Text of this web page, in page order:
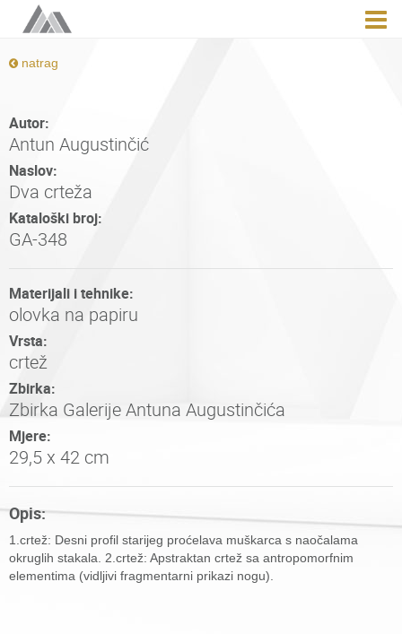
natrag
Autor:
Antun Augustinčić
Naslov:
Dva crteža
Kataloški broj:
GA-348
Materijali i tehnike:
olovka na papiru
Vrsta:
crtež
Zbirka:
Zbirka Galerije Antuna Augustinčića
Mjere:
29,5 x 42 cm
Opis:
1.crtež: Desni profil starijeg proćelava muškarca s naočalama
okruglih stakala. 2.crtež: Apstraktan crtež sa antropomorfnim
elementima (vidljivi fragmentarni prikazi nogu).